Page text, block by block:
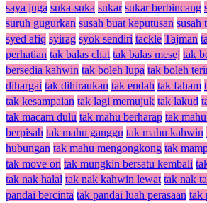
saya juga suka-suka sukar sukar berbincang
suruh gugurkan susah buat keputusan susah
syed afiq syirag syok sendiri tackle Tajman
perhatian tak balas chat tak balas mesej tak
bersedia kahwin tak boleh lupa tak boleh
dihargai tak dihiraukan tak endah tak faham
tak kesampaian tak lagi memujuk tak lakud
tak macam dulu tak mahu berharap tak
berpisah tak mahu ganggu tak mahu kahwin
hubungan tak mahu mengongkong tak
tak move on tak mungkin bersatu kembali
tak nak halal tak nak kahwin lewat tak nak
pandai bercinta tak pandai luah perasaan tak